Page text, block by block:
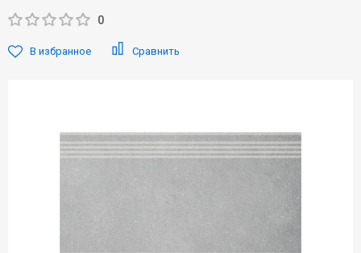
0
В избранное Сравнить